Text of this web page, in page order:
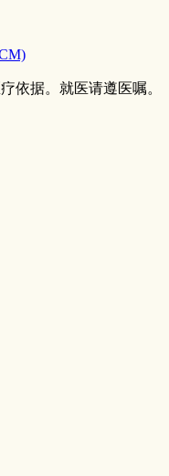
依据。就医请遵医嘱。